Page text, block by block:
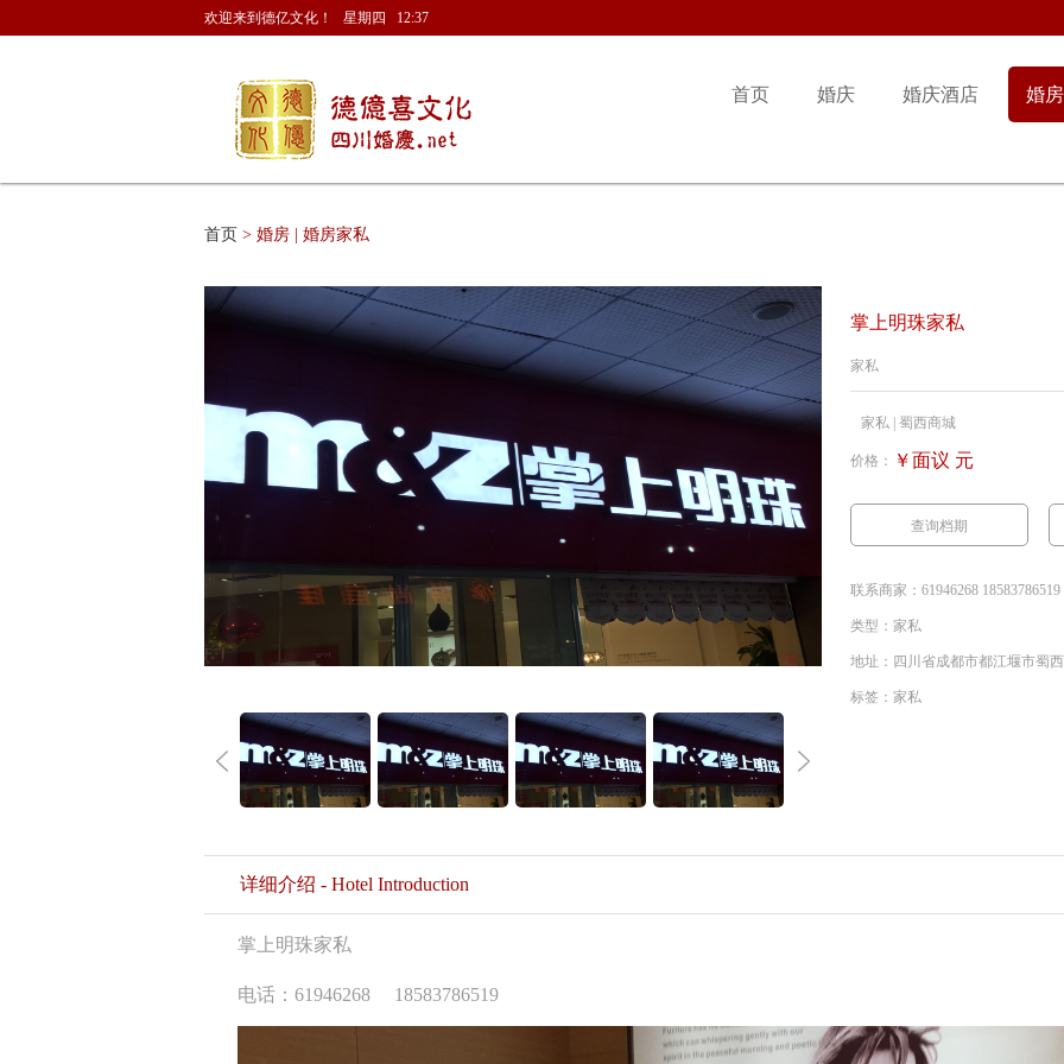
欢迎来到德亿文化！ 星期四 12:37
首页 婚庆 婚庆酒店 婚
首页 > 婚房 | 婚房家私
掌上明珠家私
家私
家私 | 蜀西商城
价格： ￥面议 元
查询档期
联系商家：61946268 18583786519
类型：家私
地址：四川省成都市都江堰市蜀
标签：家私
详细介绍 - Hotel Introduction
掌上明珠家私
电话：61946268 18583786519